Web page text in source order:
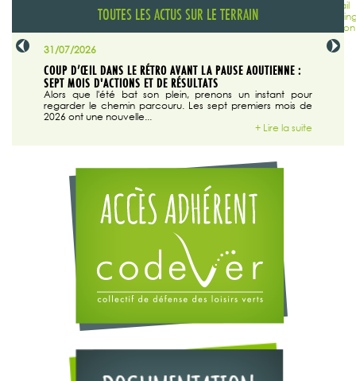
TOUTES LES ACTUS SUR LE TERRAIN
31/07/2026
COUP D’ŒIL DANS LE RÉTRO AVANT LA PAUSE AOUTIENNE :
SEPT MOIS D'ACTIONS ET DE RÉSULTATS
Alors que l'été bat son plein, prenons un instant pour
regarder le chemin parcouru. Les sept premiers mois de
2026 ont une nouvelle...
+ Lire la suite
29/07/